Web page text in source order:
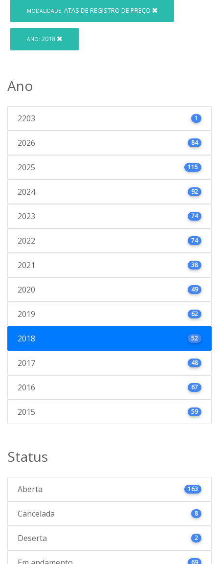
MODALIDADE: ATAS DE REGISTRO DE PREÇO
ANO: 2018
Ano
2203 1
2026 84
2025 115
2024 92
2023 74
2022 74
2021 38
2020 49
2019 62
2018 52
2017 48
2016 67
2015 59
Status
Aberta 163
Cancelada 8
Deserta 2
69